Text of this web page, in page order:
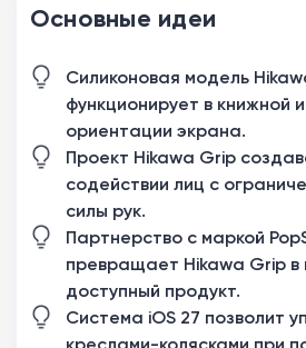
Основные идеи
Силиконовая модель
функционирует в книжной
ориентации экрана.
Проект Hikawa Grip
содействии лиц с
силы рук.
Партнерство с маркой
превращает Hikawa Grip в
доступный продукт.
Система iOS 27 позволит